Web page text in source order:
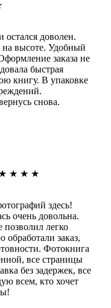
остался доволен.
на высоте. Удобный
заказа не
быстрая
книгу. В упаковке
снова.
★ ★ ★
здесь!
очень довольна.
легко
обработали заказ,
Фотокнига
все страницы
без задержек, все
всем, кто хочет